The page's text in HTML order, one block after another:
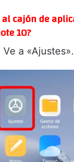
cajón de
10?
Ve a «Ajustes».